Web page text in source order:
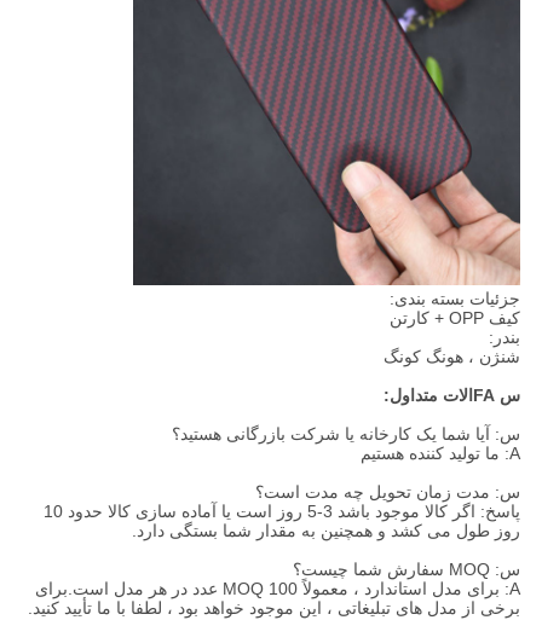
جزئیات بسته بندی:
کیف OPP + کارتن
بندر:
شنژن ، هونگ کونگ
س FAالات متداول:
س: آیا شما یک کارخانه یا شرکت بازرگانی هستید؟
A: ما تولید کننده هستیم
س: مدت زمان تحویل چه مدت است؟
پاسخ: اگر کالا موجود باشد 3-5 روز است یا آماده سازی کالا حدود 10
روز طول می کشد و همچنین به مقدار شما بستگی دارد.
س: MOQ سفارش شما چیست؟
A: برای مدل استاندارد ، معمولاً MOQ 100 عدد در هر مدل است.برای
برخی از مدل های تبلیغاتی ، این موجود خواهد بود ، لطفا با ما تأیید کنید.